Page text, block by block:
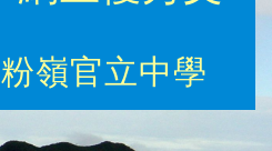
粉嶺官立中學